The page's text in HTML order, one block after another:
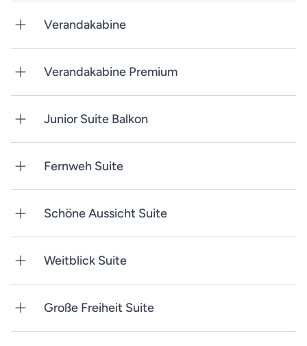
Verandakabine
Verandakabine Premium
Junior Suite Balkon
Fernweh Suite
Schöne Aussicht Suite
Weitblick Suite
Große Freiheit Suite